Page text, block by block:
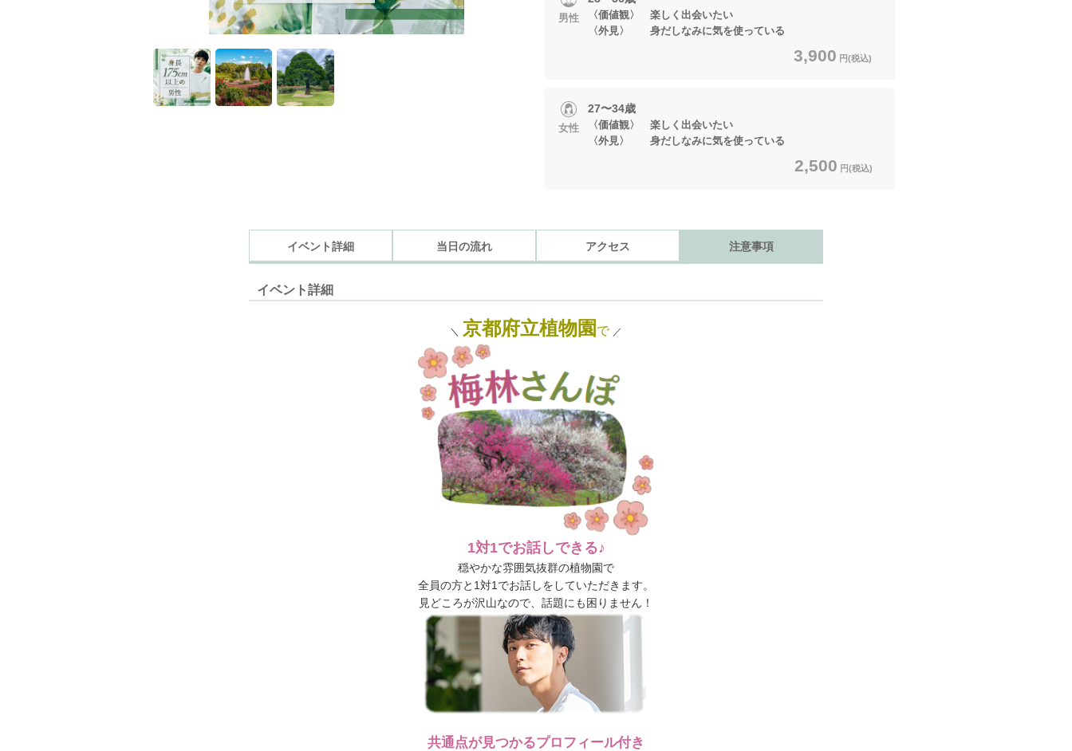
男性
〈価値観〉 楽しく出会いたい
〈外見〉 身だしなみに気を使っている
3,900 円(税込)
女性
27〜34歳
〈価値観〉 楽しく出会いたい
〈外見〉 身だしなみに気を使っている
2,500 円(税込)
イベント詳細 当日の流れ アクセス 注意事項
イベント詳細
＼ 京都府立植物園 で ／
1対1でお話しできる♪
穏やかな雰囲気抜群の植物園で
全員の方と1対1でお話しをしていただきます。
見どころが沢山なので、話題にも困りません！
共通点が見つかるプロフィール付き